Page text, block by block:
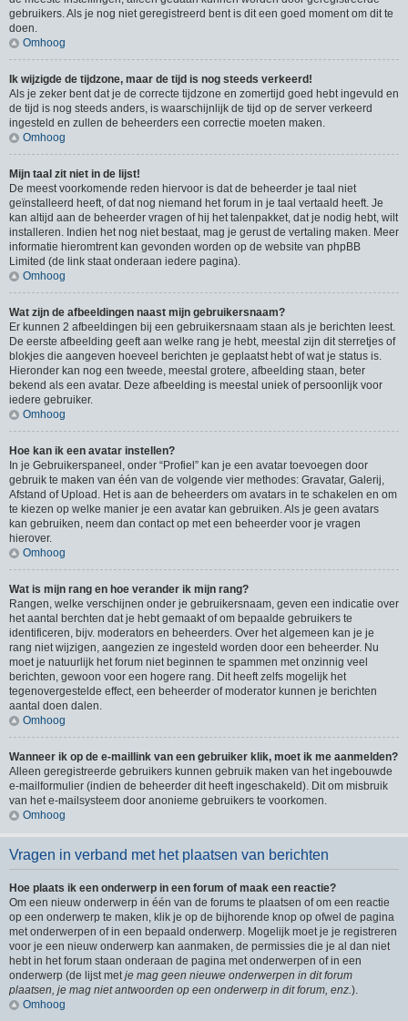
gebruikers. Als je nog niet geregistreerd bent is dit een goed moment om dit te
doen.
Omhoog
Ik wijzigde de tijdzone, maar de tijd is nog steeds verkeerd!
Als je zeker bent dat je de correcte tijdzone en zomertijd goed hebt ingevuld en
de tijd is nog steeds anders, is waarschijnlijk de tijd op de server verkeerd
ingesteld en zullen de beheerders een correctie moeten maken.
Omhoog
Mijn taal zit niet in de lijst!
De meest voorkomende reden hiervoor is dat de beheerder je taal niet
geïnstalleerd heeft, of dat nog niemand het forum in je taal vertaald heeft. Je
kan altijd aan de beheerder vragen of hij het talenpakket, dat je nodig hebt, wilt
installeren. Indien het nog niet bestaat, mag je gerust de vertaling maken. Meer
informatie hieromtrent kan gevonden worden op de website van phpBB
Limited (de link staat onderaan iedere pagina).
Omhoog
Wat zijn de afbeeldingen naast mijn gebruikersnaam?
Er kunnen 2 afbeeldingen bij een gebruikersnaam staan als je berichten leest.
De eerste afbeelding geeft aan welke rang je hebt, meestal zijn dit sterretjes of
blokjes die aangeven hoeveel berichten je geplaatst hebt of wat je status is.
Hieronder kan nog een tweede, meestal grotere, afbeelding staan, beter
bekend als een avatar. Deze afbeelding is meestal uniek of persoonlijk voor
iedere gebruiker.
Omhoog
Hoe kan ik een avatar instellen?
In je Gebruikerspaneel, onder “Profiel” kan je een avatar toevoegen door
gebruik te maken van één van de volgende vier methodes: Gravatar, Galerij,
Afstand of Upload. Het is aan de beheerders om avatars in te schakelen en om
te kiezen op welke manier je een avatar kan gebruiken. Als je geen avatars
kan gebruiken, neem dan contact op met een beheerder voor je vragen
hierover.
Omhoog
Wat is mijn rang en hoe verander ik mijn rang?
Rangen, welke verschijnen onder je gebruikersnaam, geven een indicatie over
het aantal berchten dat je hebt gemaakt of om bepaalde gebruikers te
identificeren, bijv. moderators en beheerders. Over het algemeen kan je je
rang niet wijzigen, aangezien ze ingesteld worden door een beheerder. Nu
moet je natuurlijk het forum niet beginnen te spammen met onzinnig veel
berichten, gewoon voor een hogere rang. Dit heeft zelfs mogelijk het
tegenovergestelde effect, een beheerder of moderator kunnen je berichten
aantal doen dalen.
Omhoog
Wanneer ik op de e-maillink van een gebruiker klik, moet ik me aanmelden?
Alleen geregistreerde gebruikers kunnen gebruik maken van het ingebouwde
e-mailformulier (indien de beheerder dit heeft ingeschakeld). Dit om misbruik
van het e-mailsysteem door anonieme gebruikers te voorkomen.
Omhoog
Vragen in verband met het plaatsen van berichten
Hoe plaats ik een onderwerp in een forum of maak een reactie?
Om een nieuw onderwerp in één van de forums te plaatsen of om een reactie
op een onderwerp te maken, klik je op de bijhorende knop op ofwel de pagina
met onderwerpen of in een bepaald onderwerp. Mogelijk moet je je registreren
voor je een nieuw onderwerp kan aanmaken, de permissies die je al dan niet
hebt in het forum staan onderaan de pagina met onderwerpen of in een
onderwerp (de lijst metje mag geen nieuwe onderwerpen in dit forum
plaatsen, je mag niet antwoorden op een onderwerp in dit forum, enz.).
Omhoog